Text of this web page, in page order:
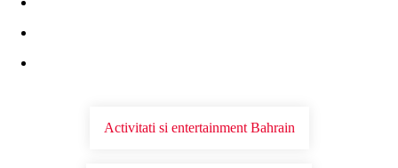
Activitati si entertainment Bahrain